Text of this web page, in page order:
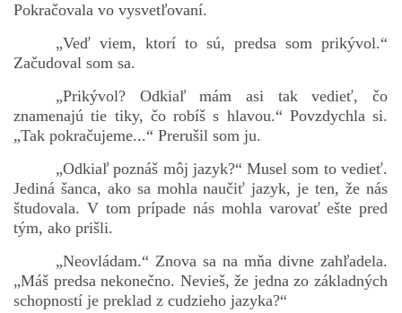
Pokračovala vo vysvetľovaní.
„Veď viem, ktorí to sú, predsa som prikývol.“
Začudoval som sa.
„Prikývol? Odkiaľ mám asi tak vedieť, čo
znamenajú tie tiky, čo robíš s hlavou.“ Povzdychla si.
„Tak pokračujeme...“ Prerušil som ju.
„Odkiaľ poznáš môj jazyk?“ Musel som to vedieť.
Jediná šanca, ako sa mohla naučiť jazyk, je ten, že nás
študovala. V tom prípade nás mohla varovať ešte pred
tým, ako prišli.
„Neovládam.“ Znova sa na mňa divne zahľadela.
„Máš predsa nekonečno. Nevieš, že jedna zo základných
schopností je preklad z cudzieho jazyka?“